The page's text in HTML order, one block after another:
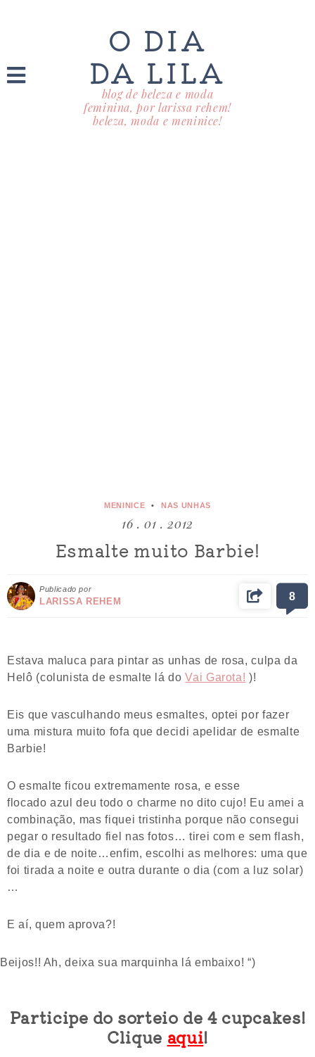
O DIA
DA LILA
blog de beleza e moda
feminina, por larissa rehem!
beleza, moda e meninice!
MENINICE NAS UNHAS
16 . 01 . 2012
Esmalte muito Barbie!
Publicado por
LARISSA REHEM 8
Estava maluca para pintar as unhas de rosa, culpa da
Helô (colunista de esmalte lá doVai Garota! )!
Eis que vasculhando meus esmaltes, optei por fazer
uma mistura muito fofa que decidi apelidar de esmalte
Barbie!
O esmalte ficou extremamente rosa, e esse
flocado azul deu todo o charme no dito cujo! Eu amei a
combinação, mas fiquei tristinha porque não consegui
pegar o resultado fiel nas fotos… tirei com e sem flash,
de dia e de noite…enfim, escolhi as melhores: uma que
foi tirada a noite e outra durante o dia (com a luz solar)
…
E aí, quem aprova?!
Beijos!! Ah, deixa sua marquinha lá embaixo! “)
Participe do sorteio de 4 cupcakes!
Clique aqui!